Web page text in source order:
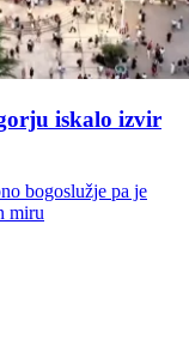
iskalo izvir
bogoslužje pa je
miru